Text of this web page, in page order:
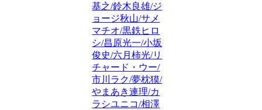
基之/鈴木良雄/ジ
ョージ秋山/サメ
マチオ/黒鉄ヒロ
シ/昌原光一/小坂
俊史/六月柿光/リ
チャード・ウー/
市川ラク/夢枕獏/
やまあき連理/カ
ラシユニコ/相澤